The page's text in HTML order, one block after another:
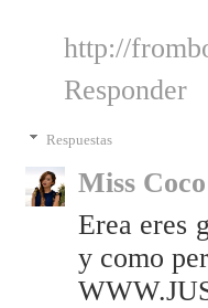
http://
Responder
Respuestas
Miss Coco
Erea eres
y como